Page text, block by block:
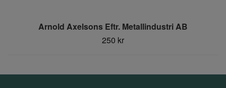
Arnold Axelsons Eftr. Metallindustri AB
250 kr